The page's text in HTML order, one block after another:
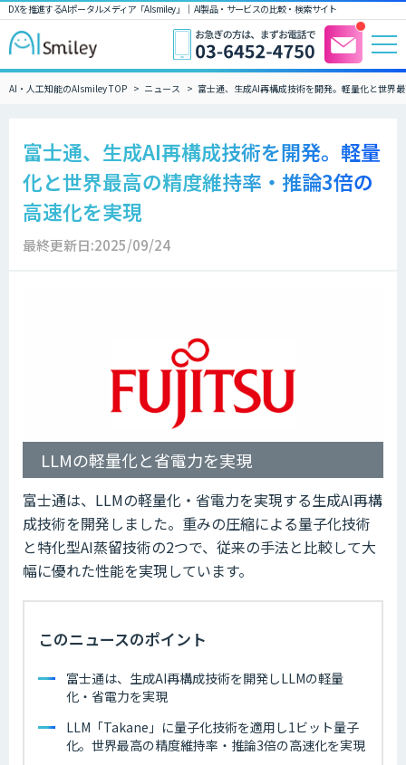
DXを推進するAIポータルメディア「AIsmiley」｜ AI製品・サービスの比較・検索サイト
AI・人工知能のAIsmiley TOP ニュース 富士通、生成AI再構成技術を開発。軽量化と世界
富士通、生成AI再構成技術を開発。軽量
化と世界最高の精度維持率・推論3倍の
高速化を実現
最終更新日:2025/09/24
LLMの軽量化と省電力を実現
富士通は、LLMの軽量化・省電力を実現する生成AI再構
成技術を開発しました。重みの圧縮による量子化技術
と特化型AI蒸留技術の2つで、従来の手法と比較して大
幅に優れた性能を実現しています。
このニュースのポイント
富士通は、生成AI再構成技術を開発しLLMの軽量
化・省電力を実現
LLM「Takane」に量子化技術を適用し1ビット量子
化。世界最高の精度維持率・推論3倍の高速化を実現